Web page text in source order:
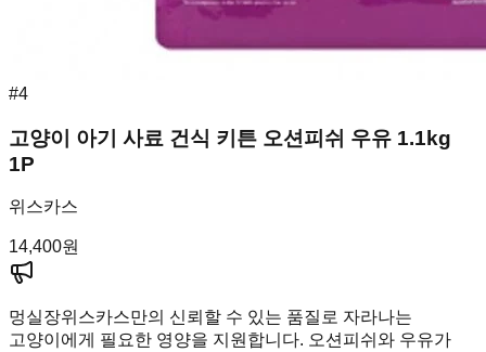
#4
고양이 아기 사료 건식 키튼 오션피쉬 우유 1.1kg
1P
위스카스
14,400원
멍실장위스카스만의 신뢰할 수 있는 품질로 자라나는
고양이에게 필요한 영양을 지원합니다. 오션피쉬와 우유가